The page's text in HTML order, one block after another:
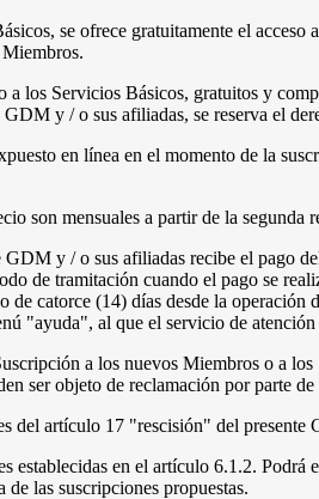
se ofrece gratuitamente el acceso
los Servicios Básicos, gratuitos y
y / o sus afiliadas, se reserva el
en línea en el momento de la
son mensuales a partir de la segunda
y / o sus afiliadas recibe el pago
de tramitación cuando el pago se
catorce (14) días desde la
"ayuda", al que el servicio de
a los nuevos Miembros o a
ser objeto de reclamación por parte
del artículo 17 "rescisión" del presente
en el artículo 6.1.2.
las suscripciones propuestas.